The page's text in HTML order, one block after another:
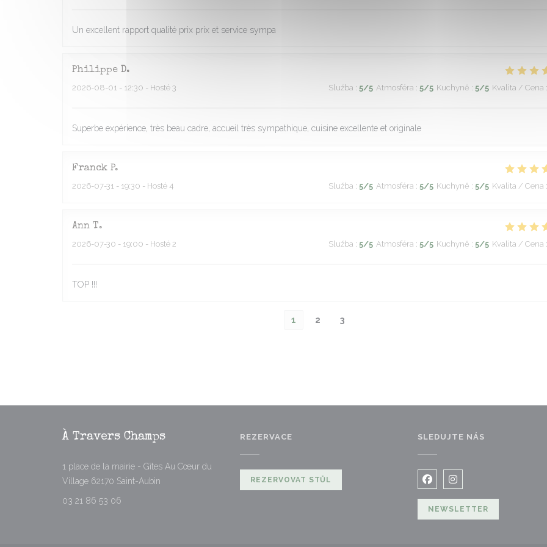
Un excellent rapport qualité prix prix et service sympa
Philippe D
2026-08-01 - 12:30 - Hosté 3 Služba : 5/5 Atmosféra : 5/5 Kuchyně : 5/5 Kvalita / Cena :
Superbe expérience, très beau cadre, accueil très sympathique, cuisine excellente et originale
Franck P
2026-07-31 - 19:30 - Hosté 4 Služba : 5/5 Atmosféra : 5/5 Kuchyně : 5/5 Kvalita / Cena :
Ann T
2026-07-30 - 19:00 - Hosté 2 Služba : 5/5 Atmosféra : 5/5 Kuchyně : 5/5 Kvalita / Cena :
TOP !!!
1 2 3
À Travers Champs
1 place de la mairie - Gîtes Au Cœur du
Village 62170 Saint-Aubin ((otevře se v novém okně))
03 21 86 53 06
REZERVACE
REZERVOVAT STŮL
SLEDUJTE NÁS
Facebook ((otevře se v
Instagram ((otevře se
NEWSLETTER